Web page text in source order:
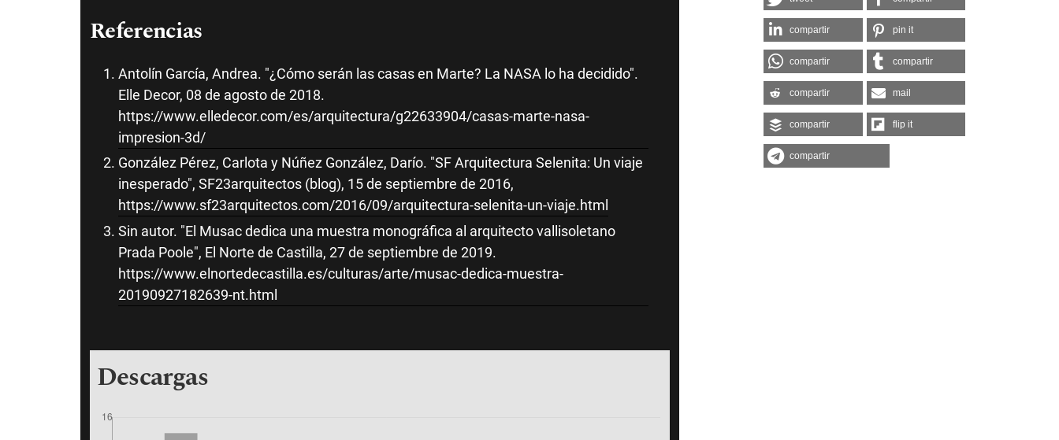
Referencias
Antolín García, Andrea. "¿Cómo serán las casas en Marte? La NASA lo ha decidido".
Elle Decor, 08 de agosto de 2018.
https://www.elledecor.com/es/arquitectura/g22633904/casas-marte-nasa-
impresion-3d/
González Pérez, Carlota y Núñez González, Darío. "SF Arquitectura Selenita: Un viaje
inesperado", SF23arquitectos (blog), 15 de septiembre de 2016,
https://www.sf23arquitectos.com/2016/09/arquitectura-selenita-un-viaje.html
Sin autor. "El Musac dedica una muestra monográfica al arquitecto vallisoletano
Prada Poole", El Norte de Castilla, 27 de septiembre de 2019.
https://www.elnortedecastilla.es/culturas/arte/musac-dedica-muestra-
20190927182639-nt.html
Descargas
compartir pin it
compartir compartir
compartir mail
compartir flip it
compartir